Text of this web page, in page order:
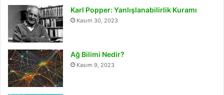
Karl Popper: Yanlışlanabilirlik Kuramı
Kasım 30, 2023
Ağ Bilimi Nedir?
Kasım 9, 2023